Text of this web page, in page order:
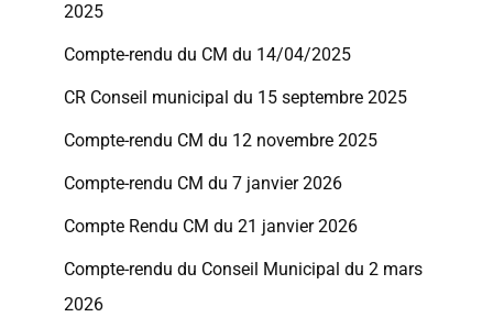
2025
Compte-rendu du CM du 14/04/2025
CR Conseil municipal du 15 septembre 2025
Compte-rendu CM du 12 novembre 2025
Compte-rendu CM du 7 janvier 2026
Compte Rendu CM du 21 janvier 2026
Compte-rendu du Conseil Municipal du 2 mars
2026